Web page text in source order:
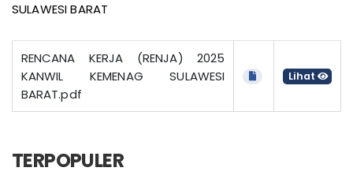
SULAWESI BARAT
RENCANA KERJA (RENJA) 2025
KANWIL KEMENAG SULAWESI
BARAT.pdf
Lihat
TERPOPULER